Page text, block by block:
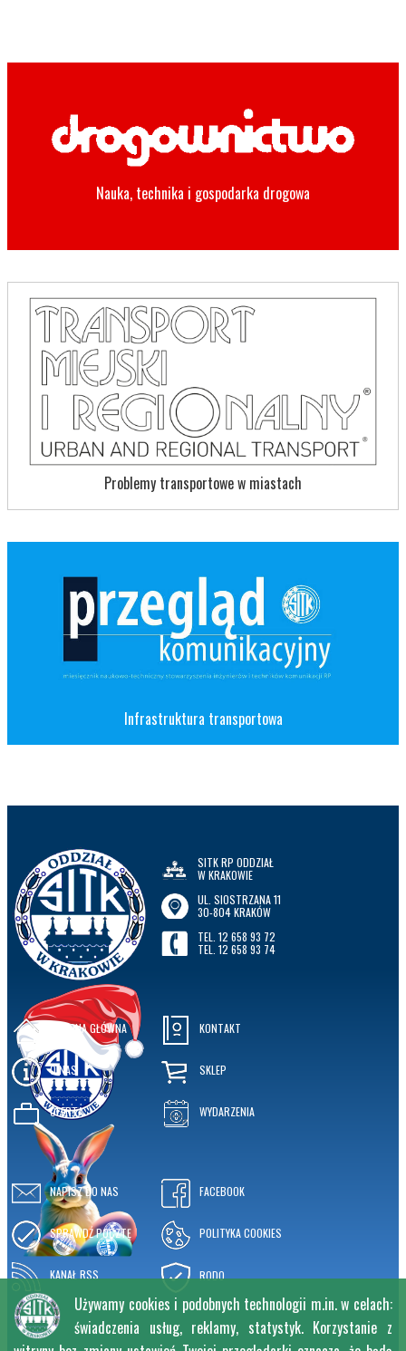
Nauka, technika i gospodarka drogowa
Problemy transportowe w miastach
Infrastruktura transportowa
SITK RP ODDZIAŁ
W KRAKOWIE
UL. SIOSTRZANA 11
30-804 KRAKÓW
TEL. 12 658 93 72
TEL. 12 658 93 74
STRONA GŁÓWNA
O NAS
OFERTA
KONTAKT
SKLEP
WYDARZENIA
NAPISZ DO NAS
SPRAWDŹ POCZTĘ
KANAŁ RSS
FACEBOOK
POLITYKA COOKIES
RODO
Używamy cookies i podobnych technologii m.in. w celach:
świadczenia usług, reklamy, statystyk. Korzystanie z